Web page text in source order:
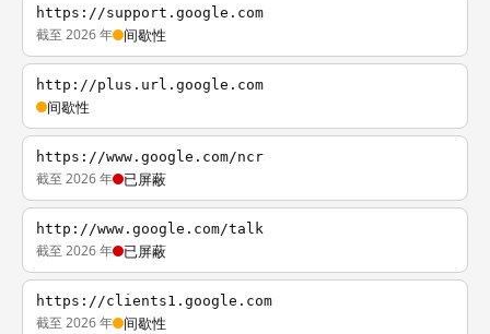
https://support.google.com
截至 2026 年 间歇性
http://plus.url.google.com
间歇性
https://www.google.com/ncr
截至 2026 年 已屏蔽
http://www.google.com/talk
截至 2026 年 已屏蔽
https://clients1.google.com
截至 2026 年 间歇性